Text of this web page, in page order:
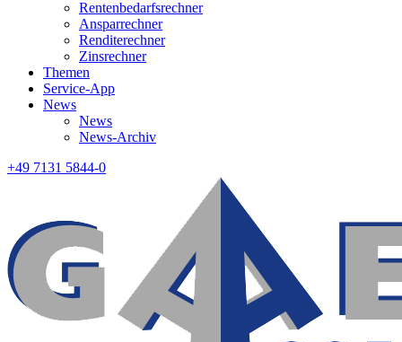
Rentenbedarfsrechner
Ansparrechner
Renditerechner
Zinsrechner
Themen
Service-App
News
News
News-Archiv
+49 7131 5844-0